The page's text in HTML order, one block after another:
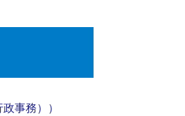
事務））